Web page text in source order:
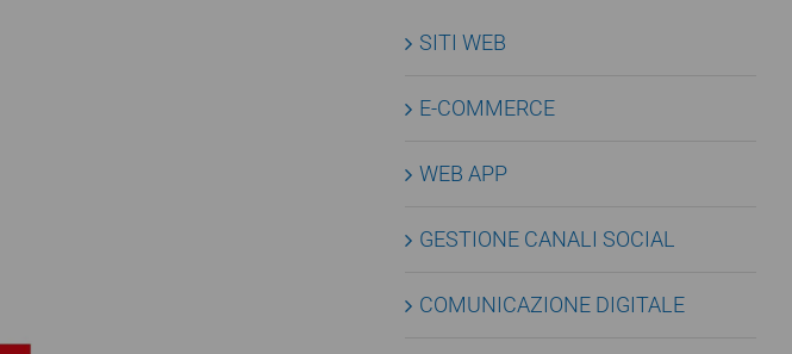
SITI WEB
E-COMMERCE
WEB APP
GESTIONE CANALI SOCIAL
COMUNICAZIONE DIGITALE